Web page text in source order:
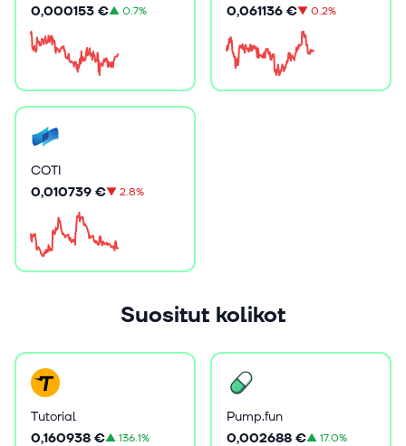
0,000153 €▲0.7%
0,061136 €▼0.2%
COTI
0,010739 €▼2.8%
Suositut kolikot
Tutorial
0,160938 €▲136.1%
Pump.fun
0,002688 €▲17.0%